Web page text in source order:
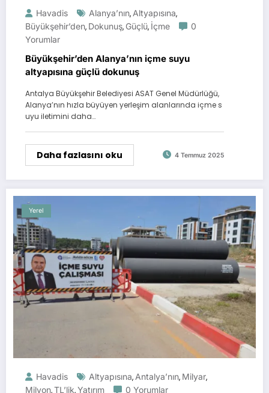
Havadis Alanya’nın, Altyapısına,
Büyükşehir’den, Dokunuş, Güçlü, İçme
0
Yorumlar
Büyükşehir’den Alanya’nın içme suyu
altyapısına güçlü dokunuş
Antalya Büyükşehir Belediyesi ASAT Genel Müdürlüğü,
Alanya’nın hızla büyüyen yerleşim alanlarında içme s
uyu iletimini daha…
Daha fazlasını oku 4 Temmuz 2025
Yerel
Havadis Altyapısına, Antalya’nın, Milyar,
Milyon,TL’lik,Yatırım 0 Yorumlar